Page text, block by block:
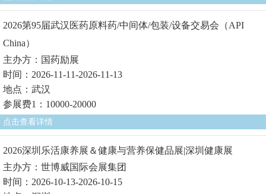
2026第95届武汉医药原料药/中间体/包装/设备交易会（API
China）
主办方：国药励展
时间：2026-11-11-2026-11-13
地点：武汉
参展费1：10000-20000
点击查看详情
2026深圳乐活康养展＆健康与营养保健品展|深圳健康展
主办方：世博威国际会展集团
时间：2026-10-13-2026-10-15